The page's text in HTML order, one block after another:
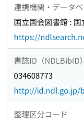
連携機関・データ
国立国会図書館 :
https://
書誌ID（NDLBibID）
034608773
http://id.ndl.go.jp/
整理区分コード